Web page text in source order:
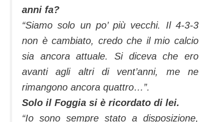
anni fa?
“Siamo solo un po’ più vecchi. Il 4-3-3
non è cambiato, credo che il mio calcio
sia ancora attuale. Si diceva che ero
avanti agli altri di vent’anni, me ne
rimangono ancora quattro…”.
Solo il Foggia si è ricordato di lei.
“Io sono sempre stato a disposizione,